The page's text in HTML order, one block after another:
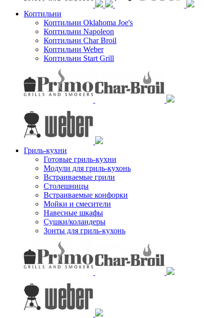
Коптильни
Коптильни Oklahoma Joe's
Коптильни Napoleon
Коптильни Char Broil
Коптильни Weber
Коптильни Start Grill
Гриль-кухни
Готовые гриль-кухни
Модули для гриль-кухонь
Встраиваемые грили
Столешницы
Встраиваемые конфорки
Мойки и смесители
Навесные шкафы
Сушки/коландеры
Зонты для гриль-кухонь